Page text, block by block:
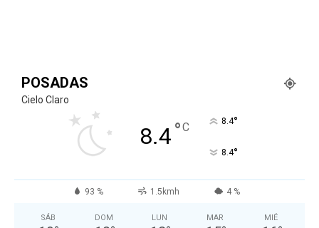
POSADAS
Cielo Claro
8.4°C 8.4°
8.4°
93 % 1.5kmh 4 %
SÁB DOM LUN MAR MIÉ